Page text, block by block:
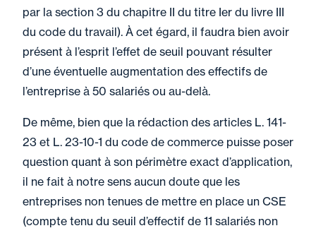
par la section 3 du chapitre II du titre Ier du livre III
du code du travail). À cet égard, il faudra bien avoir
présent à l’esprit l’effet de seuil pouvant résulter
d’une éventuelle augmentation des effectifs de
l’entreprise à 50 salariés ou au-delà.
De même, bien que la rédaction des articles L. 141-
23 et L. 23-10-1 du code de commerce puisse poser
question quant à son périmètre exact d’application,
il ne fait à notre sens aucun doute que les
entreprises non tenues de mettre en place un CSE
(compte tenu du seuil d’effectif de 11 salariés non